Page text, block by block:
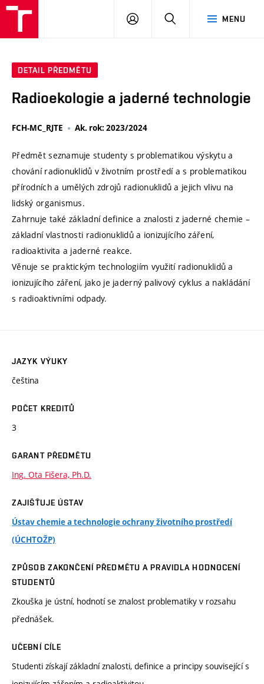
MENU
PŘIHLÁSIT
DETAIL PŘEDMĚTU
Radioekologie a jaderné technologie
FCH-MC_RJTE Ak. rok: 2023/2024
Předmět seznamuje studenty s problematikou výskytu a
chování radionuklidů v životním prostředí a s problematikou
přírodních a umělých zdrojů radionuklidů a jejich vlivu na
lidský organismus.
Zahrnuje také základní definice a znalosti z jaderné chemie –
základní vlastnosti radionuklidů a ionizujícího záření,
radioaktivita a jaderné reakce.
Věnuje se praktickým technologiím využití radionuklidů a
ionizujícího záření, jako je jaderný palivový cyklus a nakládání
s radioaktivními odpady.
JAZYK VÝUKY
čeština
POČET KREDITŮ
3
GARANT PŘEDMĚTU
Ing. Ota Fišera, Ph.D.
ZAJIŠŤUJE ÚSTAV
Ústav chemie a technologie ochrany životního prostředí
(ÚCHTOŽP)
ZPŮSOB ZAKONČENÍ PŘEDMĚTU A PRAVIDLA HODNOCENÍ
STUDENTŮ
Zkouška je ústní, hodnotí se znalost problematiky v rozsahu
přednášek.
UČEBNÍ CÍLE
Studenti získají základní znalosti, definice a principy související s